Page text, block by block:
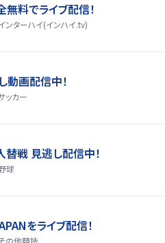
料でライブ配信！
ンターハイ(インハイ.tv)
動画配信中！
ッカー
戦 見逃し配信中！
球
をライブ配信！